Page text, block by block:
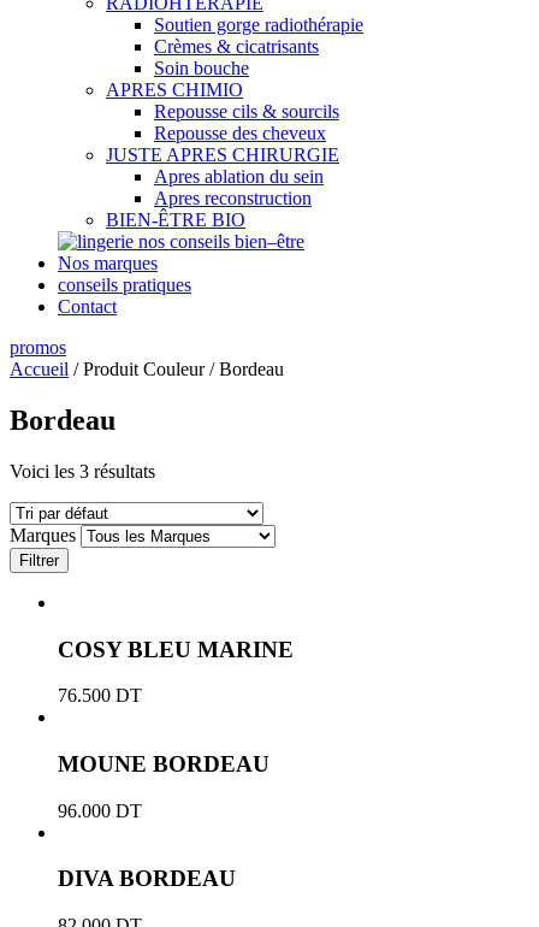
Soutien gorge radiothérapie
Crèmes & cicatrisants
Soin bouche
APRES CHIMIO
Repousse cils & sourcils
Repousse des cheveux
JUSTE APRES CHIRURGIE
Apres ablation du sein
Apres reconstruction
BIEN-ÊTRE BIO
nos conseils bien–être
Nos marques
conseils pratiques
Contact
promos
Accueil / Produit Couleur / Bordeau
Bordeau
Voici les 3 résultats
Marques
Filtrer
COSY BLEU MARINE
76.500 DT
MOUNE BORDEAU
96.000 DT
DIVA BORDEAU